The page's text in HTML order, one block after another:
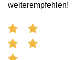
weiterempfehlen!